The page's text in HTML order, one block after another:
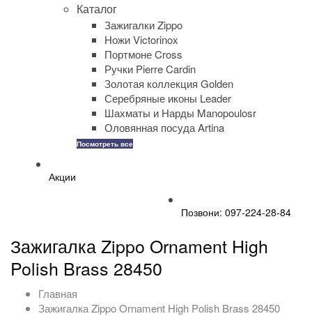
Каталог
Зажигалки Zippo
Ножи Victorinox
Портмоне Cross
Ручки Pierre Cardin
Золотая коллекция Golden
Серебряные иконы Leader
Шахматы и Нарды Manopoulosr
Оловянная посуда Artina
Посмотреть все
Акции
Позвони: 097-224-28-84
Зажигалка Zippo Ornament High
Polish Brass 28450
Главная
Зажигалка Zippo Ornament High Polish Brass 28450